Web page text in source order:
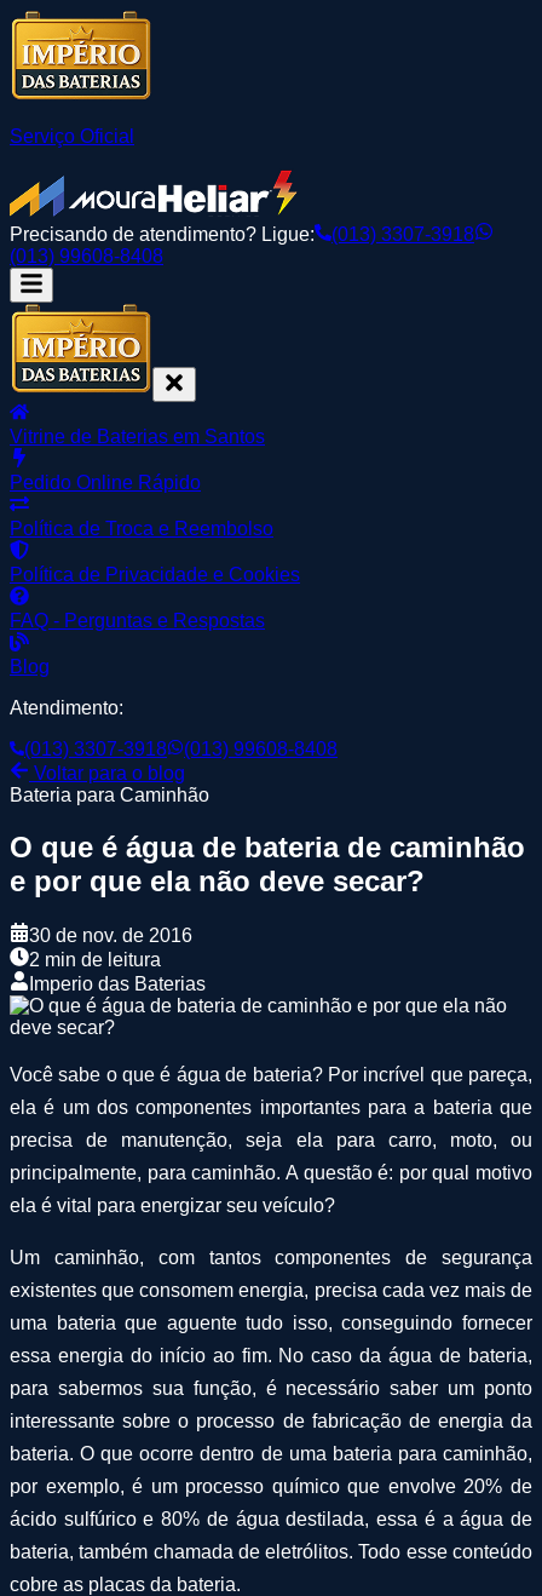
Serviço Oficial
Precisando de atendimento? Ligue:
(013) 3307-3918
(013) 99608-8408
Vitrine de Baterias em Santos
Pedido Online Rápido
Política de Troca e Reembolso
Política de Privacidade e Cookies
FAQ - Perguntas e Respostas
Blog
Atendimento:
(013) 3307-3918
(013) 99608-8408
Voltar para o blog
Bateria para Caminhão
O que é água de bateria de caminhão
e por que ela não deve secar?
30 de nov. de 2016
2 min de leitura
Imperio das Baterias
Você sabe o que é água de bateria? Por incrível que pareça,
ela é um dos componentes importantes para a bateria que
precisa de manutenção, seja ela para carro, moto, ou
principalmente, para caminhão. A questão é: por qual motivo
ela é vital para energizar seu veículo?
Um caminhão, com tantos componentes de segurança
existentes que consomem energia, precisa cada vez mais de
uma bateria que aguente tudo isso, conseguindo fornecer
essa energia do início ao fim. No caso da água de bateria,
para sabermos sua função, é necessário saber um ponto
interessante sobre o processo de fabricação de energia da
bateria. O que ocorre dentro de uma bateria para caminhão,
por exemplo, é um processo químico que envolve 20% de
ácido sulfúrico e 80% de água destilada, essa é a água de
bateria, também chamada de eletrólitos. Todo esse conteúdo
cobre as placas da bateria.